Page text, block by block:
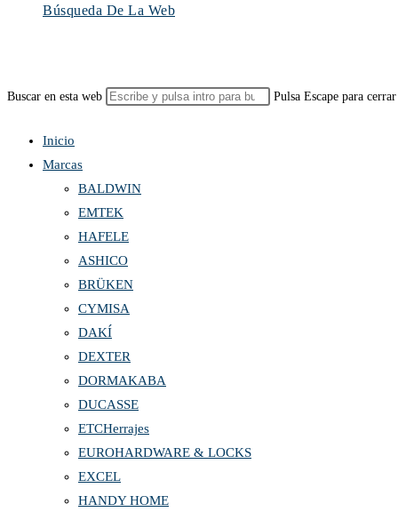
Búsqueda De La Web
Buscar en esta web Pulsa Escape para
Inicio
Marcas
BALDWIN
EMTEK
HAFELE
ASHICO
BRÜKEN
CYMISA
DAKÍ
DEXTER
DORMAKABA
DUCASSE
ETCHerrajes
EUROHARDWARE & LOCKS
EXCEL
HANDY HOME